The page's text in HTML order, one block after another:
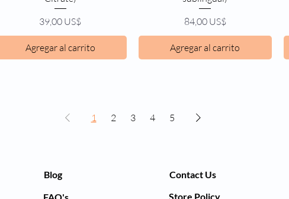
Precio
39,00 US$
Agregar al carrito
Precio
84,00 US$
Agregar al carrito
1 2 3 4 5
Blog
Contact Us
Store Policy